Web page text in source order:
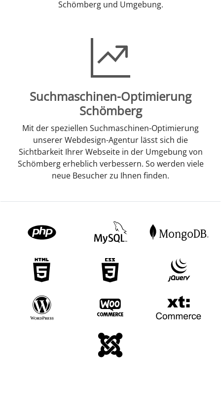
Schömberg und Umgebung.
Suchmaschinen-Optimierung
Schömberg
Mit der speziellen Suchmaschinen-Optimierung
unserer Webdesign-Agentur lässt sich die
Sichtbarkeit Ihrer Webseite in der Umgebung von
Schömberg erheblich verbessern. So werden viele
neue Besucher zu Ihnen finden.